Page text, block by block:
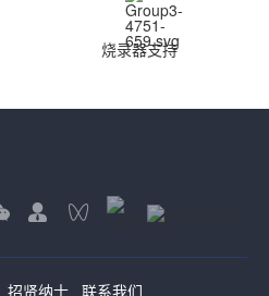
烧录器支持
招贤纳士 联系我们